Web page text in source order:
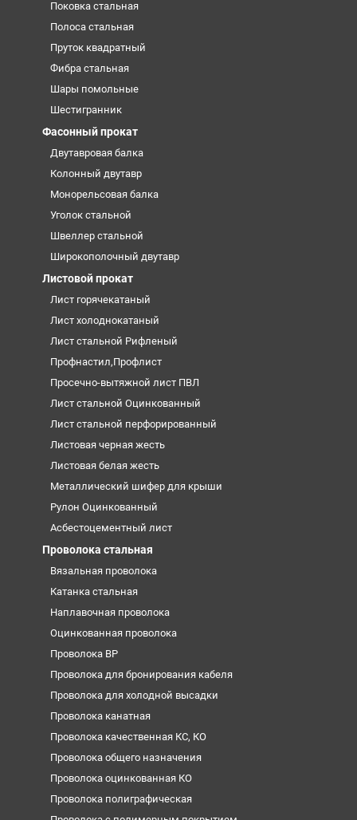
Поковка стальная
Полоса стальная
Пруток квадратный
Фибра стальная
Шары помольные
Шестигранник
Фасонный прокат
Двутавровая балка
Колонный двутавр
Монорельсовая балка
Уголок стальной
Швеллер стальной
Широкополочный двутавр
Листовой прокат
Лист горячекатаный
Лист холоднокатаный
Лист стальной Рифленый
Профнастил,Профлист
Просечно-вытяжной лист ПВЛ
Лист стальной Оцинкованный
Лист стальной перфорированный
Листовая черная жесть
Листовая белая жесть
Металлический шифер для крыши
Рулон Оцинкованный
Асбестоцементный лист
Проволока стальная
Вязальная проволока
Катанка стальная
Наплавочная проволока
Оцинкованная проволока
Проволока ВР
Проволока для бронирования кабеля
Проволока для холодной высадки
Проволока канатная
Проволока качественная КС, КО
Проволока общего назначения
Проволока оцинкованная КО
Проволока полиграфическая